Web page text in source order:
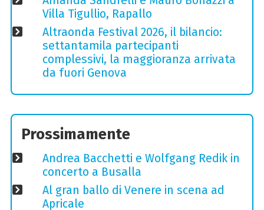
Villa Tigullio, Rapallo
Altraonda Festival 2026, il bilancio:
settantamila partecipanti
complessivi, la maggioranza arrivata
da fuori Genova
Prossimamente
Andrea Bacchetti e Wolfgang Redik in
concerto a Busalla
Al gran ballo di Venere in scena ad
Apricale